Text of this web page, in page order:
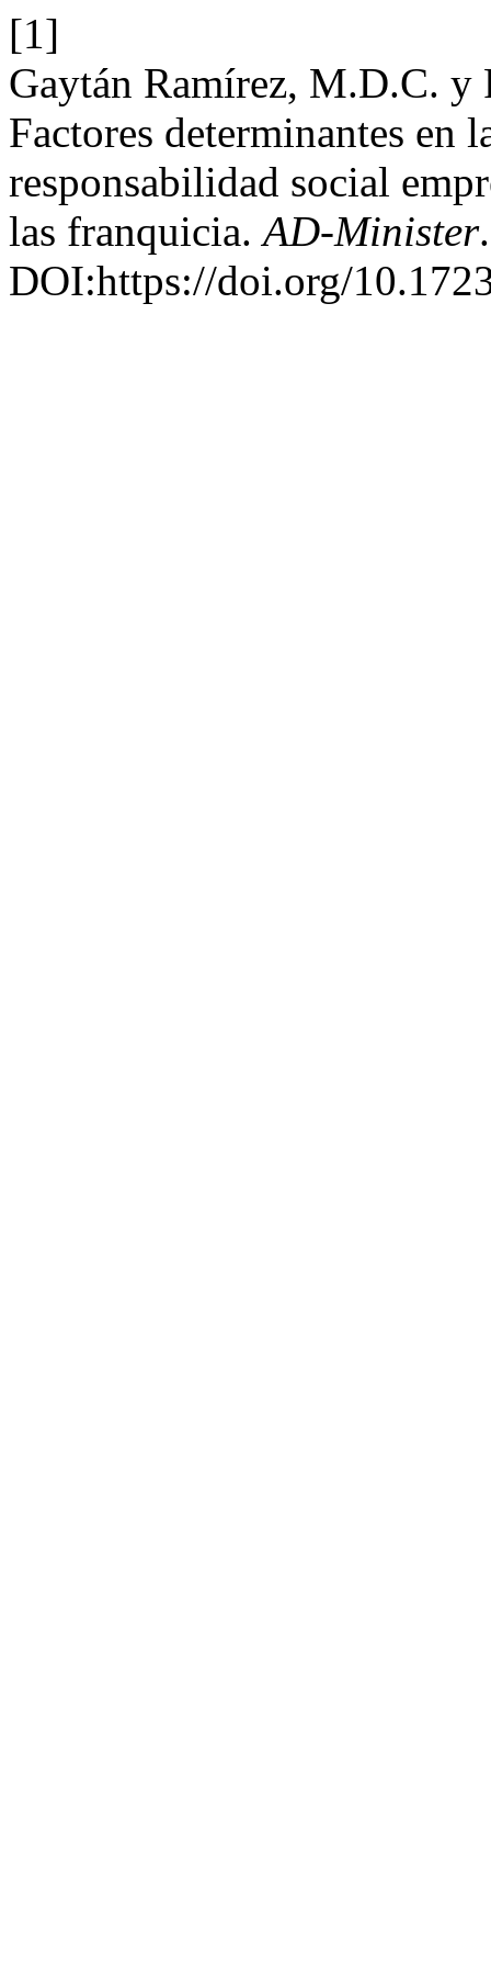
[1]
Gaytán Ramírez, M.D.C.
Factores determinantes en
responsabilidad social
las franquicia.AD-Minister
DOI:https://doi.org/